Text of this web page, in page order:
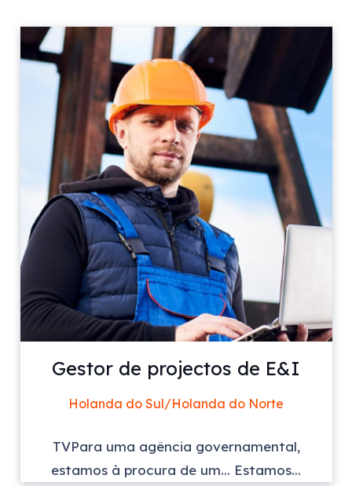
Gestor de projectos de E&I
Holanda do Sul/Holanda do Norte
TVPara uma agência governamental,
estamos à procura de um... Estamos...